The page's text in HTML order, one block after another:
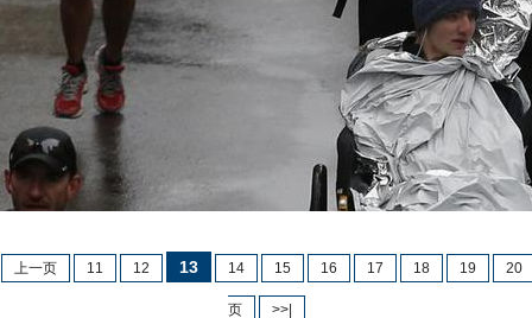
上一页 11 12 13 14 15 16 17 18 19 20
页 >>|